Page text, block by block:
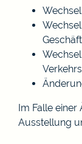
Im Falle
Ausstellung